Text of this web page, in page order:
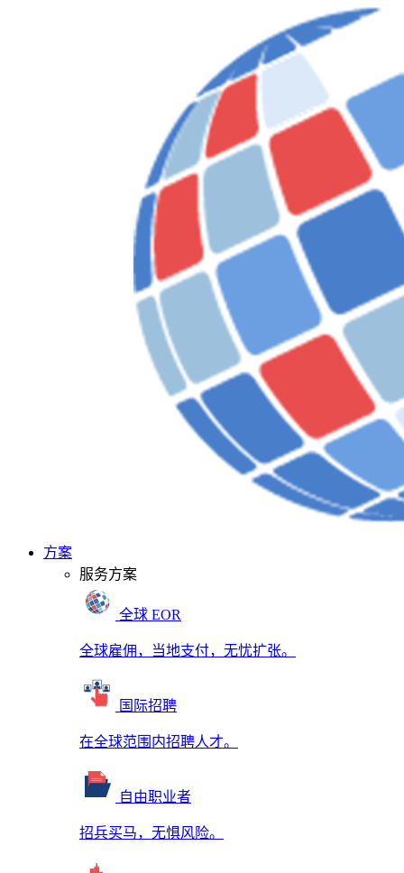
方案
服务方案
全球 EOR
全球雇佣，当地支付，无忧扩张。
国际招聘
在全球范围内招聘人才。
自由职业者
招兵买马，无惧风险。